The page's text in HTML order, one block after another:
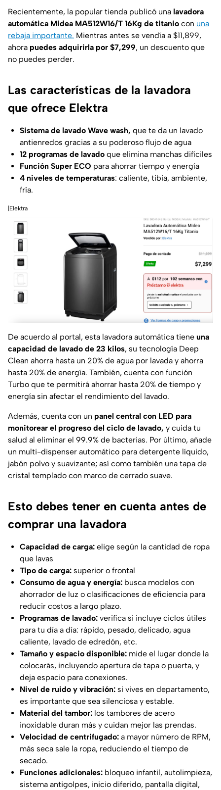
Recientemente, la popular tienda publicó una lavadora
automática Midea MA512W16/T 16Kg de titanio con una
rebaja importante. Mientras antes se vendía a $11,899,
ahora puedes adquirirla por $7,299, un descuento que
no puedes perder.
Las características de la lavadora
que ofrece Elektra
Sistema de lavado Wave wash, que te da un lavado
antienredos gracias a su poderoso flujo de agua
12 programas de lavado que elimina manchas difíciles
Función Super ECO para ahorrar tiempo y energía
4 niveles de temperaturas: caliente, tibia, ambiente,
fría.
|Elektra
De acuerdo al portal, esta lavadora automática tiene una
capacidad de lavado de 23 kilos, su tecnología Deep
Clean ahorra hasta un 20% de agua por lavada y ahorra
hasta 20% de energía. También, cuenta con función
Turbo que te permitirá ahorrar hasta 20% de tiempo y
energía sin afectar el rendimiento del lavado.
Además, cuenta con un panel central con LED para
monitorear el progreso del ciclo de lavado, y cuida tu
salud al eliminar el 99.9% de bacterias. Por último, añade
un multi-dispenser automático para detergente líquido,
jabón polvo y suavizante; así como también una tapa de
cristal templado con marco de cerrado suave.
Esto debes tener en cuenta antes de
comprar una lavadora
Capacidad de carga: elige según la cantidad de ropa
que lavas
Tipo de carga: superior o frontal
Consumo de agua y energía: busca modelos con
ahorrador de luz o clasificaciones de eficiencia para
reducir costos a largo plazo.
Programas de lavado: verifica si incluye ciclos útiles
para tu día a día: rápido, pesado, delicado, agua
caliente, lavado de edredón, etc.
Tamaño y espacio disponible: mide el lugar donde la
colocarás, incluyendo apertura de tapa o puerta, y
deja espacio para conexiones.
Nivel de ruido y vibración: si vives en departamento,
es importante que sea silenciosa y estable.
Material del tambor: los tambores de acero
inoxidable duran más y cuidan mejor las prendas.
Velocidad de centrifugado: a mayor número de RPM,
más seca sale la ropa, reduciendo el tiempo de
secado.
Funciones adicionales: bloqueo infantil, autolimpieza,
sistema antigolpes, inicio diferido, pantalla digital,